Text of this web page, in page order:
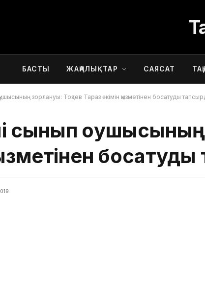
БАСТЫ ЖАҢАЛЫҚТАР САЯСАТ
зорлануы: Тоқаев Тараз әкімін қызметінен босатуды
сынып оқушысының